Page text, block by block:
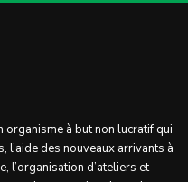
organisme à but non lucratif qui
l’aide des nouveaux arrivants à
l’organisation d’ateliers et